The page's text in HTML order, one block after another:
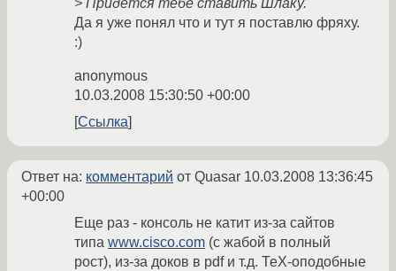
> Придётся тебе ставить Шлаку.
Да я уже понял что и тут я поставлю фряху.
:)
anonymous
10.03.2008 15:30:50 +00:00
Ссылка
Ответ на: комментарий от Quasar 10.03.2008 13:36:45
+00:00
Еще раз - консоль не катит из-за сайтов
типа www.cisco.com (с жабой в полный
рост), из-за доков в pdf и т.д. ТеХ-оподобные